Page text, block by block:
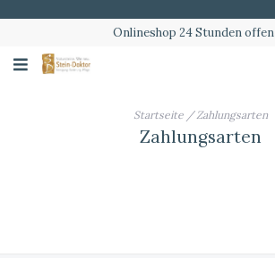
Onlineshop 24 Stunden offen
Startseite /Zahlungsarten
Zahlungsarten